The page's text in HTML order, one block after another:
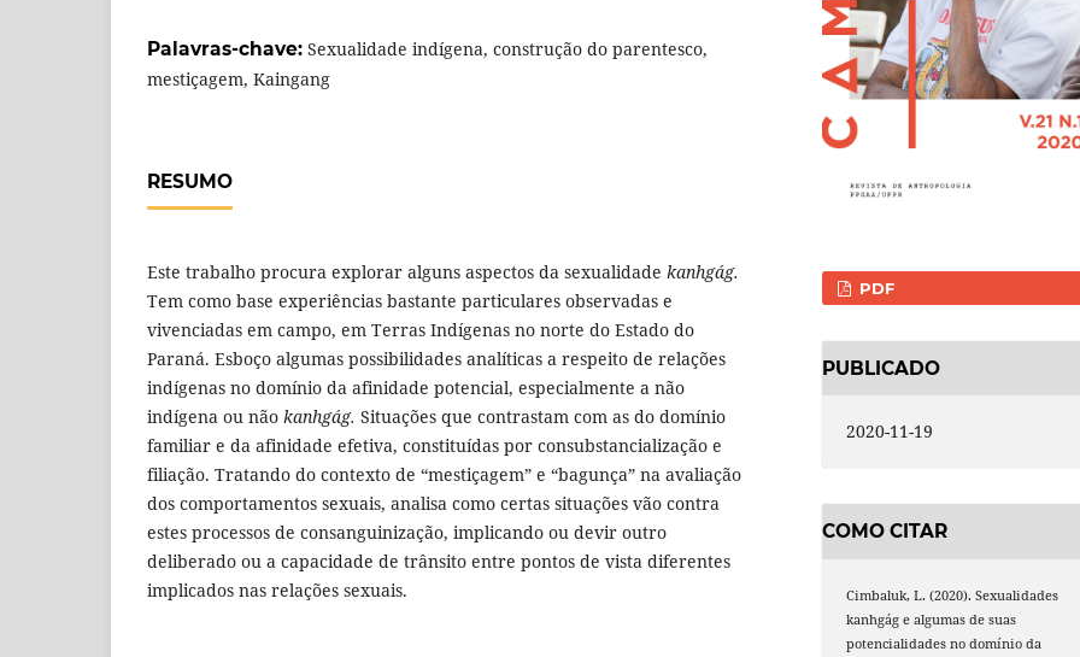
Palavras-chave: Sexualidade indígena, construção do parentesco,
mestiçagem, Kaingang
RESUMO
Este trabalho procura explorar alguns aspectos da sexualidade kanhgág.
Tem como base experiências bastante particulares observadas e
vivenciadas em campo, em Terras Indígenas no norte do Estado do
Paraná. Esboço algumas possibilidades analíticas a respeito de relações
indígenas no domínio da afinidade potencial, especialmente a não
indígena ou não kanhgág. Situações que contrastam com as do domínio
familiar e da afinidade efetiva, constituídas por consubstancialização e
filiação. Tratando do contexto de “mestiçagem” e “bagunça” na avaliação
dos comportamentos sexuais, analisa como certas situações vão contra
estes processos de consanguinização, implicando ou devir outro
deliberado ou a capacidade de trânsito entre pontos de vista diferentes
implicados nas relações sexuais.
PDF
PUBLICADO
2020-11-19
COMO CITAR
Cimbaluk, L. (2020). Sexualidades
kanhgág e algumas de suas
potencialidades no domínio da